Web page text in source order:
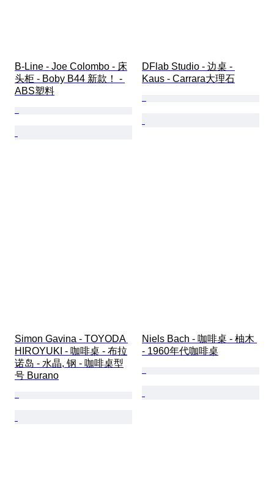
B-Line - Joe Colombo - 床
头柜 - Boby B44 新款！ -
ABS塑料
DFlab Studio - 边桌 -
Kaus - Carrara大理石
Simon Gavina - TOYODA
HIROYUKI - 咖啡桌 - 布拉
诺岛 - 水晶, 钢 - 咖啡桌型
号 Burano
Niels Bach - 咖啡桌 - 柚木
- 1960年代咖啡桌